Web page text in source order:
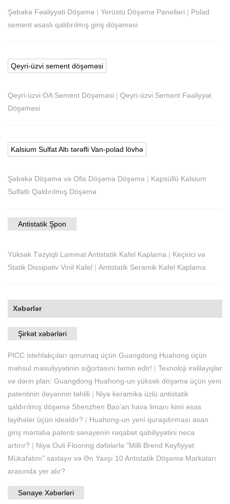
Şəbəkə Fəaliyyəti Döşəmə | Yerüstü Döşəmə Panelləri | Polad
sement əsaslı qaldırılmış giriş döşəməsi
Qeyri-üzvi sement döşəməsi
Qeyri-üzvi OA Sement Döşəməsi | Qeyri-üzvi Sement Fəaliyyət
Döşəməsi
Kalsium Sulfat Altı tərəfli Van-polad lövhə
Şəbəkə Döşəmə və Ofis Döşəmə Döşəmə | Kapsüllü Kalsium
Sulfatlı Qaldırılmış Döşəmə
Antistatik Şpon
Yüksək Təzyiqli Laminat Antistatik Kafel Kaplama | Keçirici və
Statik Dissipativ Vinil Kafel | Antistatik Seramik Kafel Kaplama
Xəbərlər
Şirkət xəbərləri
PICC istehlakçıları qorumaq üçün Guangdong Huahong üçün
məhsul məsuliyyətinin sığortasını təmin edir! | Texnoloji irəliləyişlər
və dərin plan: Guangdong Huahong-un yüksək döşəmə üçün yeni
patentinin dəyərinin təhlili | Niyə keramika üzlü antistatik
qaldırılmış döşəmə Shenzhen Bao'an hava limanı kimi əsas
layihələr üçün idealdır? | Huahong-un yeni quraşdırması asan
giriş mərtəbə patenti sənayenin rəqabət qabiliyyətini necə
artırır? | Niyə Ouli Flooring dəfələrlə "Milli Brend Keyfiyyət
Mükafatını" saxlayır və Ən Yaxşı 10 Antistatik Döşəmə Markaları
arasında yer alır?
Sənaye Xəbərləri